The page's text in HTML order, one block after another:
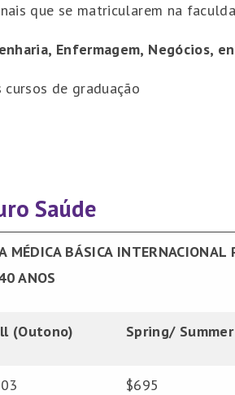
que se matricularem na
Enfermagem, Negócios,
de graduação
Saúde
MÉDICA BÁSICA INTERNACIONAL
ANOS
(Outono) Spring/
$695